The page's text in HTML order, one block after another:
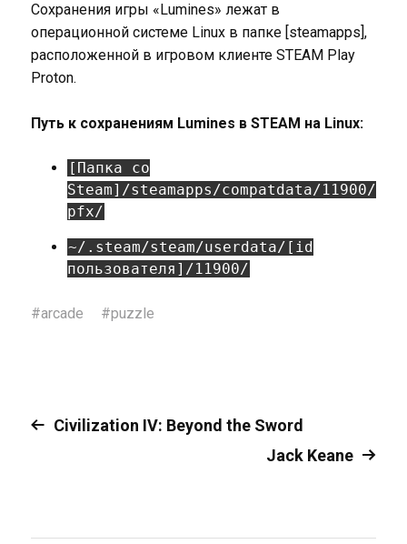
Сохранения игры «Lumines» лежат в
операционной системе Linux в папке [steamapps],
расположенной в игровом клиенте STEAM Play
Proton.
Путь к сохранениям Lumines в STEAM на Linux:
[Папка со
Steam]/steamapps/compatdata/11900/
pfx/
~/.steam/steam/userdata/[id
пользователя]/11900/
#arcade #puzzle
Civilization IV: Beyond the Sword
Jack Keane